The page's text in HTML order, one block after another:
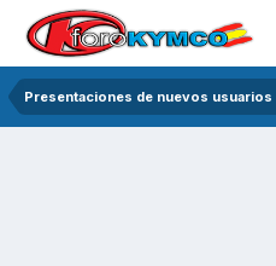
Presentaciones de nuevos usuarios